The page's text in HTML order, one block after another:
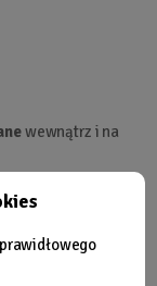
wewnątrz i na
obsługi